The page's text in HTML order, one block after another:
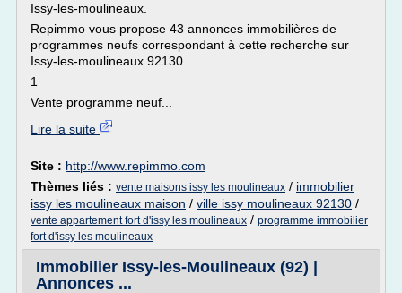
Issy-les-moulineaux.
Repimmo vous propose 43 annonces immobilières de
programmes neufs correspondant à cette recherche sur
Issy-les-moulineaux 92130
1
Vente programme neuf...
Lire la suite
Site : http://www.repimmo.com
Thèmes liés : vente maisons issy les moulineaux / immobilier
issy les moulineaux maison / ville issy moulineaux 92130 /
vente appartement fort d'issy les moulineaux / programme immobilier
fort d'issy les moulineaux
Immobilier Issy-les-Moulineaux (92) |
Annonces ...